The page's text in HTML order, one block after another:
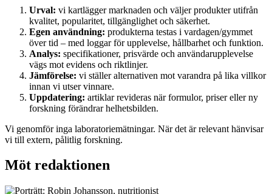
Urval: vi kartlägger marknaden och väljer produkter utifrån
kvalitet, popularitet, tillgänglighet och säkerhet.
Egen användning: produkterna testas i vardagen/gymmet
över tid – med loggar för upplevelse, hållbarhet och funktion.
Analys: specifikationer, prisvärde och användarupplevelse
vägs mot evidens och riktlinjer.
Jämförelse: vi ställer alternativen mot varandra på lika villkor
innan vi utser vinnare.
Uppdatering: artiklar revideras när formulor, priser eller ny
forskning förändrar helhetsbilden.
Vi genomför inga laboratoriemätningar. När det är relevant hänvisar
vi till extern, pålitlig forskning.
Möt redaktionen